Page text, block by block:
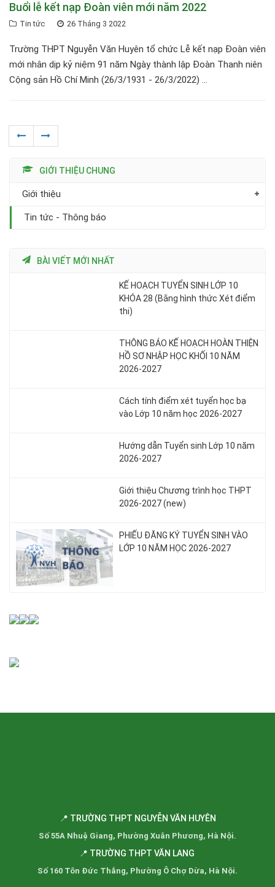
Buổi lễ kết nạp Đoàn viên mới năm 2022
Tin tức 26 Tháng 3 2022
Trường THPT Nguyễn Văn Huyên tổ chức Lễ kết nạp Đoàn viên
mới nhân dịp kỷ niệm 91 năm Ngày thành lập Đoàn Thanh niên
Cộng sản Hồ Chí Minh (26/3/1931 - 26/3/2022) ...
GIỚI THIỆU CHUNG
Giới thiệu
Tin tức - Thông báo
BÀI VIẾT MỚI NHẤT
KẾ HOẠCH TUYỂN SINH LỚP 10
KHÓA 28 (Bằng hình thức Xét điểm
thi)
THÔNG BÁO KẾ HOẠCH HOÀN THIỆN
HỒ SƠ NHẬP HỌC KHỐI 10 NĂM
2026-2027
Cách tính điểm xét tuyển học bạ
vào Lớp 10 năm học 2026-2027
Hướng dẫn Tuyển sinh Lớp 10 năm
2026-2027
Giới thiệu Chương trình học THPT
2026-2027 (new)
PHIẾU ĐĂNG KÝ TUYỂN SINH VÀO
LỚP 10 NĂM HỌC 2026-2027
📍 TRƯỜNG THPT NGUYỄN VĂN HUYÊN
Số 55A Nhuệ Giang, Phường Xuân Phương, Hà Nội.
📍 TRƯỜNG THPT VĂN LANG
Số 160 Tôn Đức Thắng, Phường Ô Chợ Dừa, Hà Nội.